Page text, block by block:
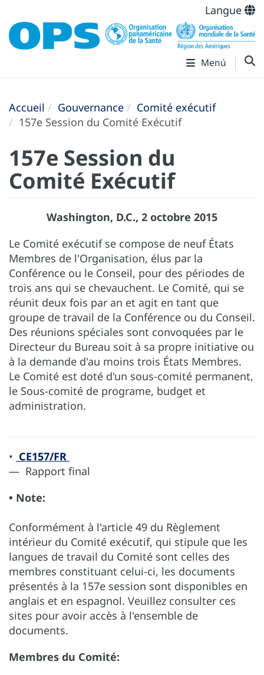
Langue
Menú
Accueil Gouvernance
Comité exécutif
157e Session du Comité Exécutif
157e Session du
Comité Exécutif
Washington, D.C., 2 octobre 2015
Le Comité exécutif se compose de neuf États
Membres de l'Organisation, élus par la
Conférence ou le Conseil, pour des périodes de
trois ans qui se chevauchent. Le Comité, qui se
réunit deux fois par an et agit en tant que
groupe de travail de la Conférence ou du Conseil.
Des réunions spéciales sont convoquées par le
Directeur du Bureau soit à sa propre initiative ou
à la demande d'au moins trois États Membres.
Le Comité est doté d'un sous-comité permanent,
le Sous-comité de programe, budget et
administration.
• CE157/FR
— Rapport final
• Note:
Conformément à l'article 49 du Règlement
intérieur du Comité exécutif, qui stipule que les
langues de travail du Comité sont celles des
membres constituant celui-ci, les documents
présentés à la 157e session sont disponibles en
anglais et en espagnol. Veuillez consulter ces
sites pour avoir accès à l'ensemble de
documents.
Membres du Comité: